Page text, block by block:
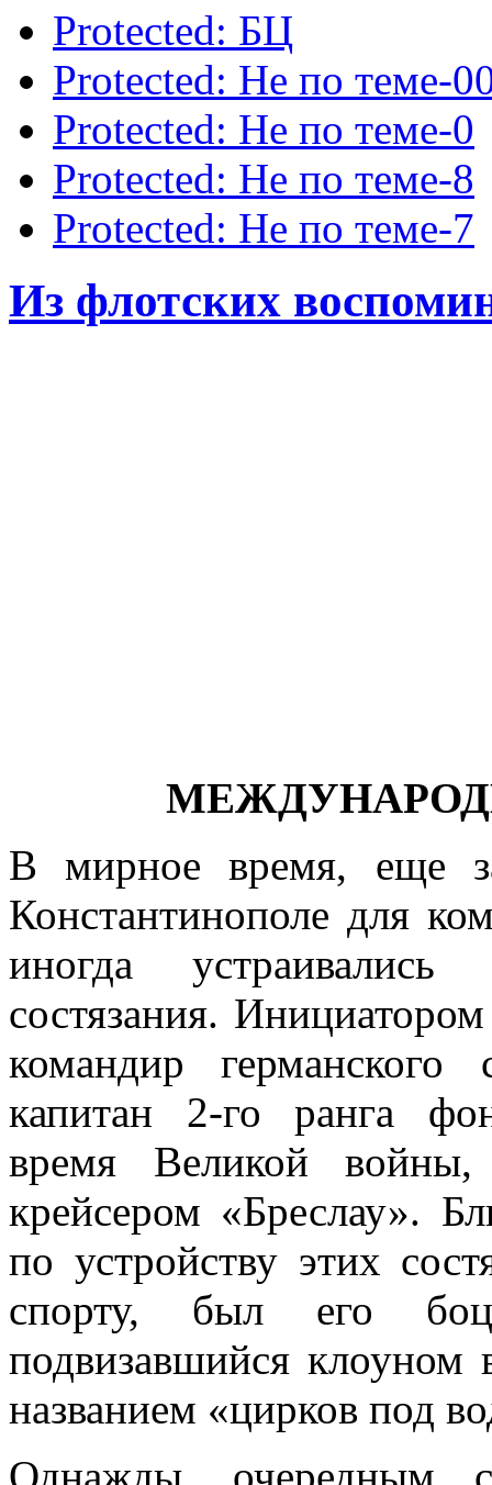
Protected: БЦ
Protected: Не по теме-
Protected: Не по теме-0
Protected: Не по теме-8
Protected: Не по теме-7
Из флотских
В мирное время, еще
Константинополе для
иногда устраивались
состязания.
коман­дир германского
капитан 2-го ранга
время Великой
крейсером «Бреслау».
по устройству этих
спорту, был его
подвизавшийся клоу­ном
названием «цирков под